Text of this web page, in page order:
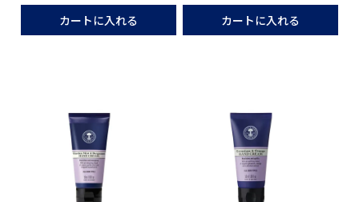
カートに入れる カートに入れる